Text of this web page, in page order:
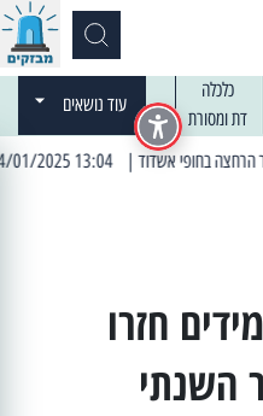
כלכלה
דת ומסורת
עוד נושאים
| 13:04 14/01/2025 עובדים בלילות: עבודות קרצוף וריבוד אספלט
חזרו
השנתי